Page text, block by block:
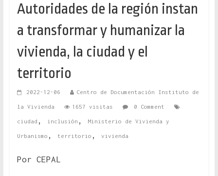
Autoridades de la región instan
a transformar y humanizar la
vivienda, la ciudad y el
territorio
2022-12-06 Centro de Documentación Instituto de
la Vivienda 1657 visitas 0 Comment
ciudad , inclusión , Ministerio de Vivienda y
Urbanismo , territorio , vivienda
Por CEPAL